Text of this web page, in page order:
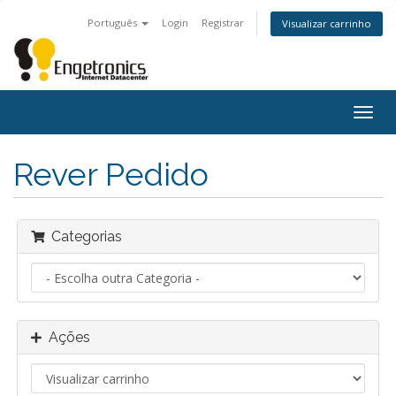
Português Login Registrar Visualizar carrinho
Rever Pedido
Categorias
Ações